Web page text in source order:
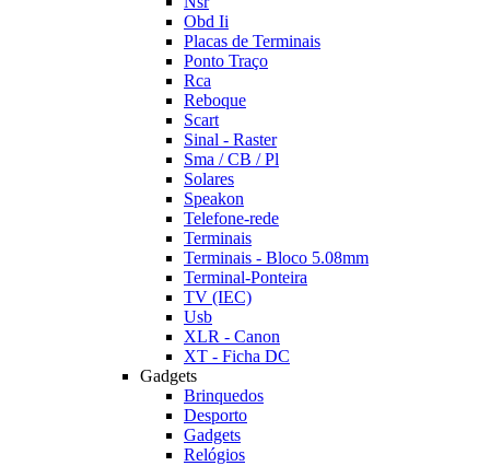
Obd Ii
Placas de Terminais
Ponto Traço
Rca
Reboque
Scart
Sinal - Raster
Sma / CB / Pl
Solares
Speakon
Telefone-rede
Terminais
Terminais - Bloco 5.08mm
Terminal-Ponteira
TV (IEC)
Usb
XLR - Canon
XT - Ficha DC
Gadgets
Brinquedos
Desporto
Gadgets
Relógios